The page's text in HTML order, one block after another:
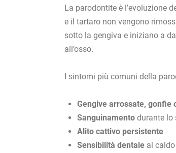
La parodontite è l’evoluzione
e il tartaro non vengono
sotto la gengiva e iniziano a
all’osso.
I sintomi più comuni della
Gengive arrossate, gonfie
Sanguinamento durante lo
Alito cattivo persistente
Sensibilità dentale al